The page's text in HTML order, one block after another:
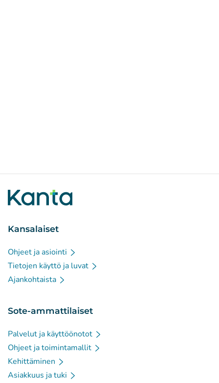
Kansalaiset
Ohjeet ja asiointi
Tietojen käyttö ja luvat
Ajankohtaista
Sote-ammattilaiset
Palvelut ja käyttöönotot
Ohjeet ja toimintamallit
Kehittäminen
Asiakkuus ja tuki